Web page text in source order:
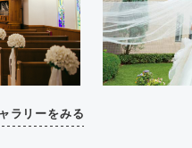
ラリーをみる